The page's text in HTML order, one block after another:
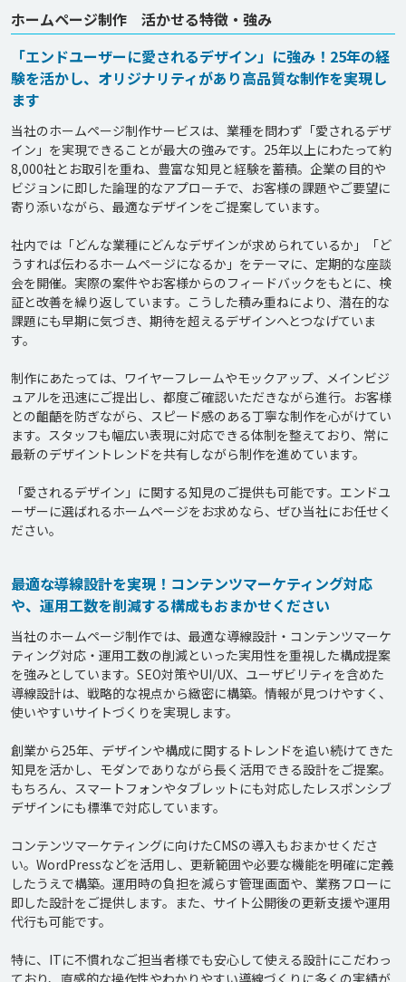
ホームページ制作 活かせる特徴・強み
「エンドユーザーに愛されるデザイン」に強み！25年の経
験を活かし、オリジナリティがあり高品質な制作を実現し
ます
当社のホームページ制作サービスは、業種を問わず「愛されるデザ
イン」を実現できることが最大の強みです。25年以上にわたって約
8,000社とお取引を重ね、豊富な知見と経験を蓄積。企業の目的や
ビジョンに即した論理的なアプローチで、お客様の課題やご要望に
寄り添いながら、最適なデザインをご提案しています。
社内では「どんな業種にどんなデザインが求められているか」「ど
うすれば伝わるホームページになるか」をテーマに、定期的な座談
会を開催。実際の案件やお客様からのフィードバックをもとに、検
証と改善を繰り返しています。こうした積み重ねにより、潜在的な
課題にも早期に気づき、期待を超えるデザインへとつなげていま
す。
制作にあたっては、ワイヤーフレームやモックアップ、メインビジ
ュアルを迅速にご提出し、都度ご確認いただきながら進行。お客様
との齟齬を防ぎながら、スピード感のある丁寧な制作を心がけてい
ます。スタッフも幅広い表現に対応できる体制を整えており、常に
最新のデザイントレンドを共有しながら制作を進めています。
「愛されるデザイン」に関する知見のご提供も可能です。エンドユ
ーザーに選ばれるホームページをお求めなら、ぜひ当社にお任せく
最適な導線設計を実現！コンテンツマーケティング対応
や、運用工数を削減する構成もおまかせください
当社のホームページ制作では、最適な導線設計・コンテンツマーケ
ティング対応・運用工数の削減といった実用性を重視した構成提案
を強みとしています。SEO対策やUI/UX、ユーザビリティを含めた
導線設計は、戦略的な視点から緻密に構築。情報が見つけやすく、
使いやすいサイトづくりを実現します。
創業から25年、デザインや構成に関するトレンドを追い続けてきた
知見を活かし、モダンでありながら長く活用できる設計をご提案。
もちろん、スマートフォンやタブレットにも対応したレスポンシブ
デザインにも標準で対応しています。
コンテンツマーケティングに向けたCMSの導入もおまかせくださ
い。WordPressなどを活用し、更新範囲や必要な機能を明確に定義
したうえで構築。運用時の負担を減らす管理画面や、業務フローに
即した設計をご提供します。また、サイト公開後の更新支援や運用
代行も可能です。
特に、ITに不慣れなご担当者様でも安心して使える設計にこだわっ
ており、直感的な操作性やわかりやすい導線づくりに多くの実績が